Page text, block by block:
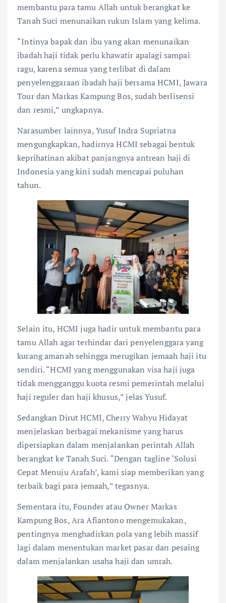
membantu para tamu Allah untuk berangkat ke
Tanah Suci menunaikan rukun Islam yang kelima.
“Intinya bapak dan ibu yang akan menunaikan
ibadah haji tidak perlu khawatir apalagi sampai
ragu, karena semua yang terlibat di dalam
penyelenggaraan ibadah haji bersama HCMI, Jawara
Tour dan Markas Kampung Bos, sudah berlisensi
dan resmi,” ungkapnya.
Narasumber lainnya, Yusuf Indra Supriatna
mengungkapkan, hadirnya HCMI sebagai bentuk
keprihatinan akibat panjangnya antrean haji di
Indonesia yang kini sudah mencapai puluhan
tahun.
Selain itu, HCMI juga hadir untuk membantu para
tamu Allah agar terhindar dari penyelenggara yang
kurang amanah sehingga merugikan jemaah haji itu
sendiri. “HCMI yang menggunakan visa haji juga
tidak mengganggu kuota resmi pemerintah melalui
haji reguler dan haji khusus,” jelas Yusuf.
Sedangkan Dirut HCMI, Cherry Wahyu Hidayat
menjelaskan berbagai mekanisme yang harus
dipersiapkan dalam menjalankan perintah Allah
berangkat ke Tanah Suci. “Dengan tagline ‘Solusi
Cepat Menuju Arafah’, kami siap memberikan yang
terbaik bagi para jemaah,” tegasnya.
Sementara itu, Founder atau Owner Markas
Kampung Bos, Ara Afiantono mengemukakan,
pentingnya menghadirkan pola yang lebih massif
lagi dalam menentukan market pasar dan pesaing
dalam menjalankan usaha haji dan umrah.